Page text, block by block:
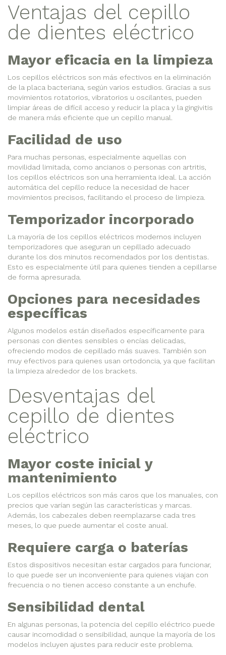
Ventajas del cepillo
de dientes eléctrico
Mayor eficacia en la limpieza
Los cepillos eléctricos son más efectivos en la eliminación
de la placa bacteriana, según varios estudios. Gracias a sus
movimientos rotatorios, vibratorios u oscilantes, pueden
limpiar áreas de difícil acceso y reducir la placa y la gingivitis
de manera más eficiente que un cepillo manual.
Facilidad de uso
Para muchas personas, especialmente aquellas con
movilidad limitada, como ancianos o personas con artritis,
los cepillos eléctricos son una herramienta ideal. La acción
automática del cepillo reduce la necesidad de hacer
movimientos precisos, facilitando el proceso de limpieza.
Temporizador incorporado
La mayoría de los cepillos eléctricos modernos incluyen
temporizadores que aseguran un cepillado adecuado
durante los dos minutos recomendados por los dentistas.
Esto es especialmente útil para quienes tienden a cepillarse
de forma apresurada.
Opciones para necesidades
específicas
Algunos modelos están diseñados específicamente para
personas con dientes sensibles o encías delicadas,
ofreciendo modos de cepillado más suaves. También son
muy efectivos para quienes usan ortodoncia, ya que facilitan
la limpieza alrededor de los brackets.
Desventajas del
cepillo de dientes
eléctrico
Mayor coste inicial y
mantenimiento
Los cepillos eléctricos son más caros que los manuales, con
precios que varían según las características y marcas.
Además, los cabezales deben reemplazarse cada tres
meses, lo que puede aumentar el coste anual.
Requiere carga o baterías
Estos dispositivos necesitan estar cargados para funcionar,
lo que puede ser un inconveniente para quienes viajan con
frecuencia o no tienen acceso constante a un enchufe.
Sensibilidad dental
En algunas personas, la potencia del cepillo eléctrico puede
causar incomodidad o sensibilidad, aunque la mayoría de los
modelos incluyen ajustes para reducir este problema.